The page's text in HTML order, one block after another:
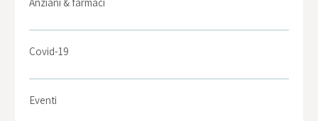
Covid-19
Eventi